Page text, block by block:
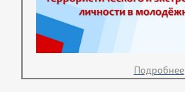
Подробнее